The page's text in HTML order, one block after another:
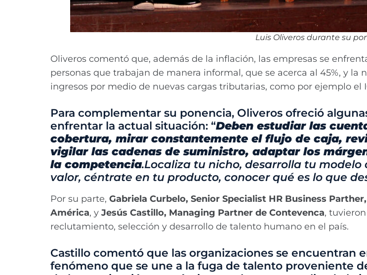
Luis Oliveros durante su
Oliveros comentó que, además de la inflación, las empresas se
personas que trabajan de manera informal, que se acerca al 45%, y la
ingresos por medio de nuevas cargas tributarias, como por ejemplo el
Para complementar su ponencia, Oliveros ofreció
enfrentar la actual situación: “Deben estudiar las
cobertura, mirar constantemente el flujo de caja,
vigilar las cadenas de suministro, adaptar los
la competencia.Localiza tu nicho, desarrolla tu
valor, céntrate en tu producto, conocer qué es lo que
Por su parte, Gabriela Curbelo, Senior Specialist HR Business
América, y Jesús Castillo, Managing Partner de Contevenca,
reclutamiento, selección y desarrollo de talento humano en el país.
Castillo comentó que las organizaciones se encuentran
fenómeno que se une a la fuga de talento proveniente